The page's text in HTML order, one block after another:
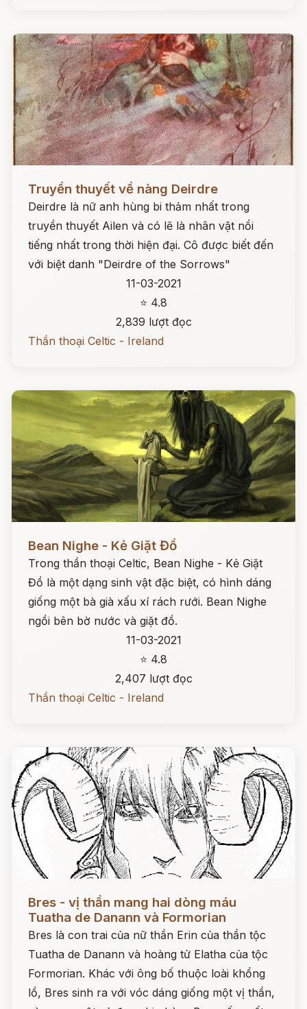
Đọc ngay
Truyền thuyết về nàng Deirdre
Deirdre là nữ anh hùng bi thảm nhất trong
truyền thuyết Ailen và có lẽ là nhân vật nổi
tiếng nhất trong thời hiện đại. Cô được biết đến
với biệt danh "Deirdre of the Sorrows"
11-03-2021
⭐ 4.8
2,839 lượt đọc
Thần thoại Celtic - Ireland
Bean Nighe - Kẻ Giặt Đồ
Trong thần thoại Celtic, Bean Nighe - Kẻ Giặt
Đồ là một dạng sinh vật đặc biệt, có hình dáng
giống một bà già xấu xí rách rưới. Bean Nighe
ngồi bên bờ nước và giặt đồ.
11-03-2021
⭐ 4.8
2,407 lượt đọc
Thần thoại Celtic - Ireland
Bres - vị thần mang hai dòng máu
Tuatha de Danann và Formorian
Bres là con trai của nữ thần Erin của thần tộc
Tuatha de Danann và hoàng tử Elatha của tộc
Formorian. Khác với ông bố thuộc loài khổng
lồ, Bres sinh ra với vóc dáng giống một vị thần,